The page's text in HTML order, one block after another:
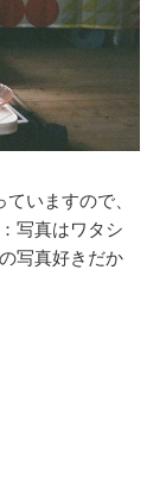
いますので、
写真はワタシ
写真好きだか